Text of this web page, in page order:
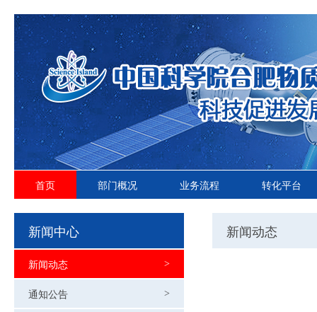
首页 部门概况 业务流程 转化平台
新闻中心
>
新闻动态
>
通知公告
新闻动态